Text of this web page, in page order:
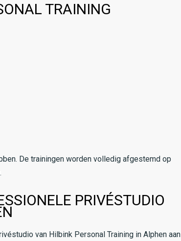
TRAINING
De trainingen worden volledig afgestemd op
PRIVÉSTUDIO
van Hilbink Personal Training in Alphen aan